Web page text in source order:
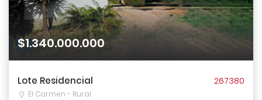
$1.340.000.000
Lote Residencial 267380
El Carmen - Rural